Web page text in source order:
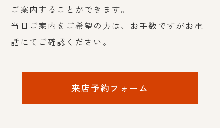
ご案内することができます。
当日ご案内をご希望の方は、お手数ですがお電
話にてご確認ください。
来店予約フォーム